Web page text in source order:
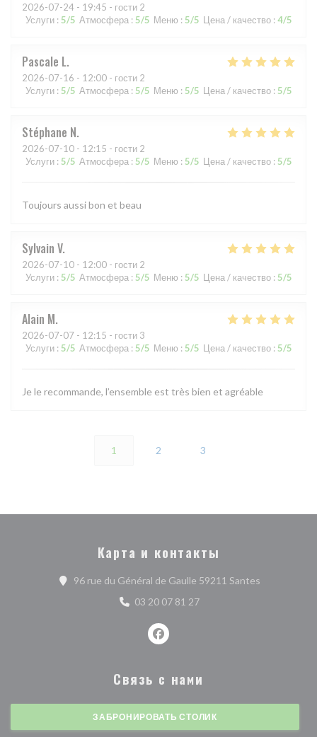
2026-07-24 - 19:45 - гости 2
Услуги : 5/5 Атмосфера : 5/5 Меню : 5/5 Цена / качество : 4/5
Pascale L
2026-07-16 - 12:00 - гости 2
Услуги : 5/5 Атмосфера : 5/5 Меню : 5/5 Цена / качество : 5/5
Stéphane N
2026-07-10 - 12:15 - гости 2
Услуги : 5/5 Атмосфера : 5/5 Меню : 5/5 Цена / качество : 5/5
Toujours aussi bon et beau
Sylvain V
2026-07-10 - 12:00 - гости 2
Услуги : 5/5 Атмосфера : 5/5 Меню : 5/5 Цена / качество : 5/5
Alain M
2026-07-07 - 12:15 - гости 3
Услуги : 5/5 Атмосфера : 5/5 Меню : 5/5 Цена / качество : 5/5
Je le recommande, l’ensemble est très bien et agréable
1 2 3
Карта и контакты
96 rue du Général de Gaulle 59211 Santes
03 20 07 81 27
Facebook ((открывается в
Связь с нами
ЗАБРОНИРОВАТЬ СТОЛИК